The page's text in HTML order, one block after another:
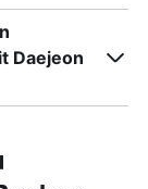
Daejeon